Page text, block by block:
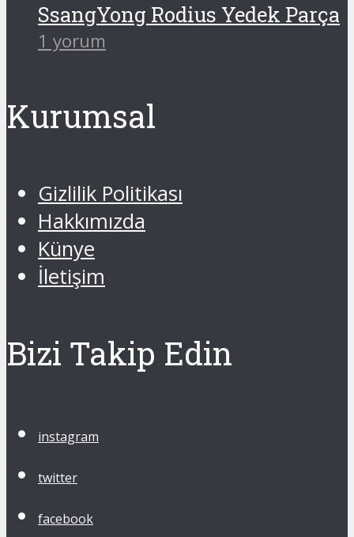
SsangYong Rodius Yedek Parça
1 yorum
Kurumsal
Gizlilik Politikası
Hakkımızda
Künye
İletişim
Bizi Takip Edin
instagram
twitter
facebook